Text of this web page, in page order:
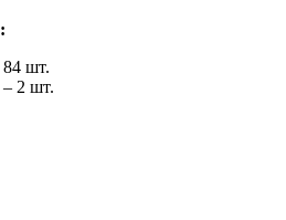
шт.
2 шт.